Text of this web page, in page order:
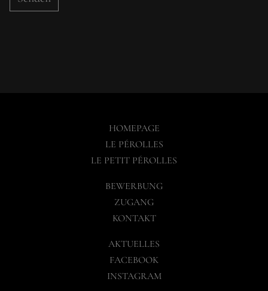
HOMEPAGE
LE PÉROLLES
LE PETIT PÉROLLES
BEWERBUNG
ZUGANG
KONTAKT
AKTUELLES
FACEBOOK
INSTAGRAM